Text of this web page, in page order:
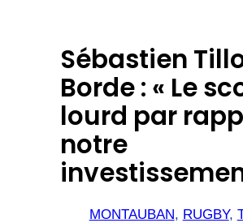
Sébastien
Borde : « Le
lourd par
notre
MONTAUBAN, RUGBY,